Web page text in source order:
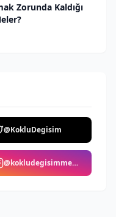
Zorunda Kaldığı
@KokluDegisim
@kokludegisimmedya